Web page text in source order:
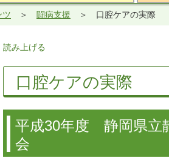
ツ 闘病支援 口腔ケアの実際
読み上げる
口腔ケアの実際
平成30年度 静岡県立
会